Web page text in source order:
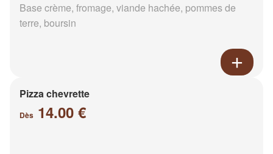
Base crème, fromage, viande hachée, pommes de
terre, boursin
Pizza chevrette
Dès 14.00 €